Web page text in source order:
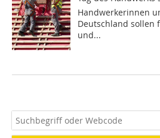
Handwerkerinnen
Deutschland sollen
und...